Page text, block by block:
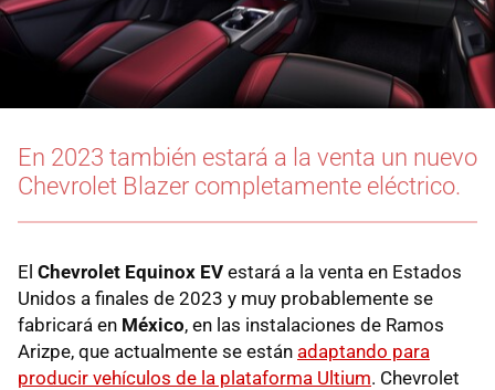
En 2023 también estará a la venta un nuevo
Chevrolet Blazer completamente eléctrico.
El Chevrolet Equinox EV estará a la venta en Estados
Unidos a finales de 2023 y muy probablemente se
fabricará en México, en las instalaciones de Ramos
Arizpe, que actualmente se están adaptando para
producir vehículos de la plataforma Ultium. Chevrolet